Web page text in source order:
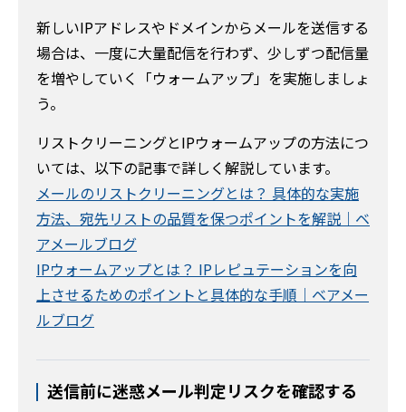
新しいIPアドレスやドメインからメールを送信する
場合は、一度に大量配信を行わず、少しずつ配信量
を増やしていく「ウォームアップ」を実施しましょ
う。
リストクリーニングとIPウォームアップの方法につ
いては、以下の記事で詳しく解説しています。
メールのリストクリーニングとは？ 具体的な実施
方法、宛先リストの品質を保つポイントを解説｜ベ
アメールブログ
IPウォームアップとは？ IPレピュテーションを向
上させるためのポイントと具体的な手順｜ベアメー
ルブログ
送信前に迷惑メール判定リスクを確認する